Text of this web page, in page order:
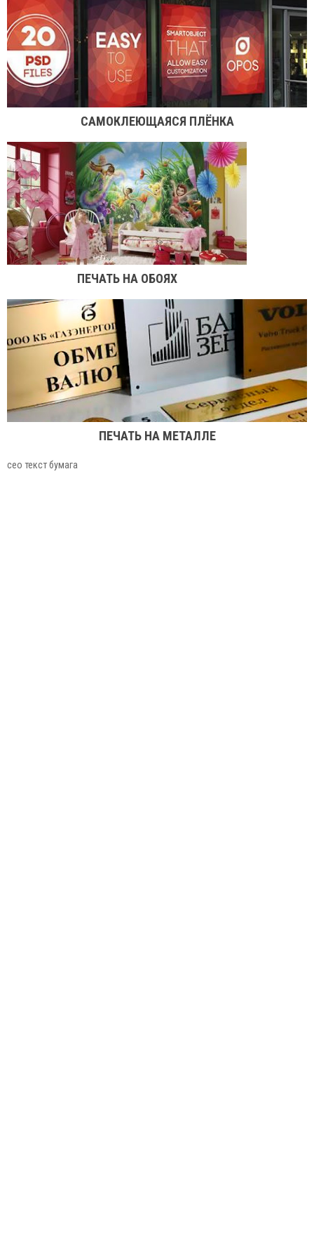
САМОКЛЕЮЩАЯСЯ ПЛЁНКА
ПЕЧАТЬ НА ОБОЯХ
ПЕЧАТЬ НА МЕТАЛЛЕ
сео текст бумага